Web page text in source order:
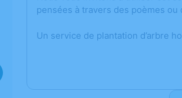
pensées à travers des poèmes
Un service de plantation d’arbre